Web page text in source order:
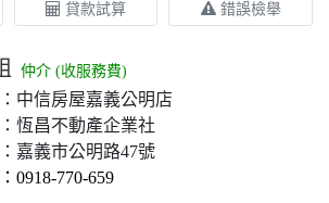
貸款試算 錯誤檢舉
仲介 (收服務費)
中信房屋嘉義公明店
恆昌不動產企業社
嘉義市公明路47號
0918-770-659